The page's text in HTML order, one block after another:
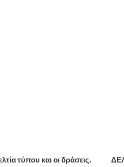
τύπου και οι δράσεις.